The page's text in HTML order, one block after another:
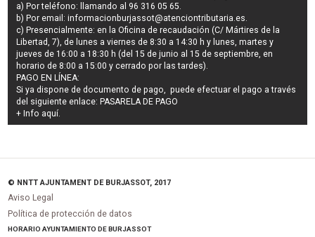
a) Por teléfono: llamando al 96 316 05 65.
b) Por email:informacionburjassot@atenciontributaria.es
c) Presencialmente: en la Oficina de recaudación (C/ Mártires de la
Libertad, 7), de lunes a viernes de 8:30 a 14:30 h y lunes, martes y
jueves de 16:00 a 18:30 h (del 15 de junio al 15 de septiembre, en
horario de 8:00 a 15:00 y cerrado por las tardes).
PAGO EN LÍNEA:
Si ya dispone de documento de pago, puede efectuar el pago a través
del siguiente enlace:PASARELA DE PAGO
+ Info aquí
© NNTT AJUNTAMENT DE BURJASSOT, 2017
Aviso Legal
Política de protección de datos
HORARIO AYUNTAMIENTO DE BURJASSOT